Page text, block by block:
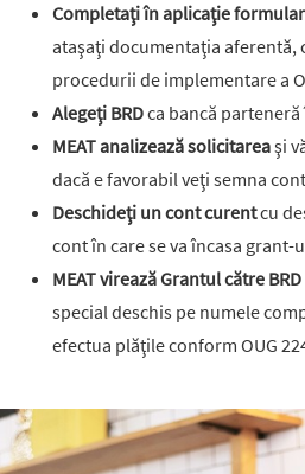
Completaţi în aplicaţie
ataşaţi documentaţia
procedurii de implementare a
Alegeţi BRDca bancă
MEAT analizează solicitareaşi
dacă e favorabil veţi semna
Deschideţi un cont curentcu
cont în care se va încasa grant-
MEAT virează Grantul către BRD
special deschis pe numele
efectua plăţile conform OUG